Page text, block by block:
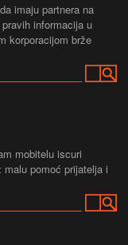
imaju partnera na
informacija u
korporacijom brže
mobitelu iscuri
pomoć prijatelja i